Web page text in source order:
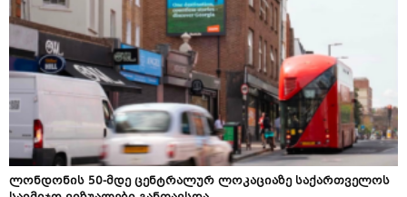
ლონდონის 50-მდე ცენტრალურ ლოკაციაზე საქართველოს